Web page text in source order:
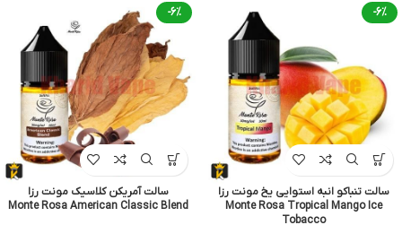
-6%
سالت تنباکو انبه استوایی یخ مونت رزا
Monte Rosa Tropical Mango Ice
Tobacco
-6%
سالت آمریکن کلاسیک مونت رزا
Monte Rosa American Classic Blend